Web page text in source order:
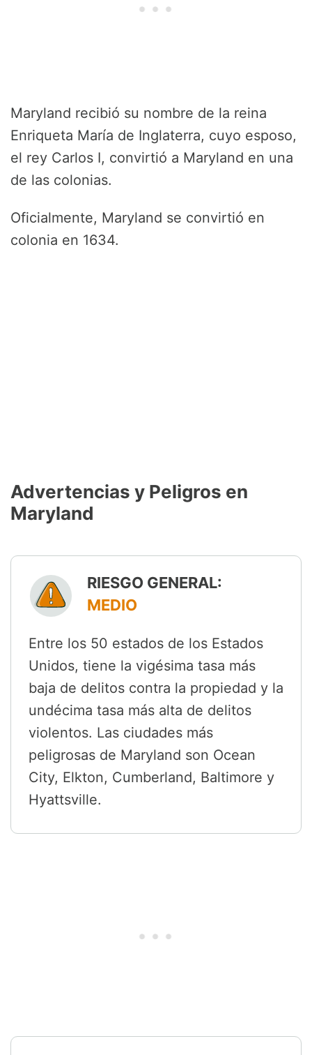
Maryland recibió su nombre de la reina
Enriqueta María de Inglaterra, cuyo esposo,
el rey Carlos I, convirtió a Maryland en una
de las colonias.
Oficialmente, Maryland se convirtió en
colonia en 1634.
Advertencias y Peligros en
Maryland
RIESGO GENERAL:
MEDIO
Entre los 50 estados de los Estados
Unidos, tiene la vigésima tasa más
baja de delitos contra la propiedad y la
undécima tasa más alta de delitos
violentos. Las ciudades más
peligrosas de Maryland son Ocean
City, Elkton, Cumberland, Baltimore y
Hyattsville.